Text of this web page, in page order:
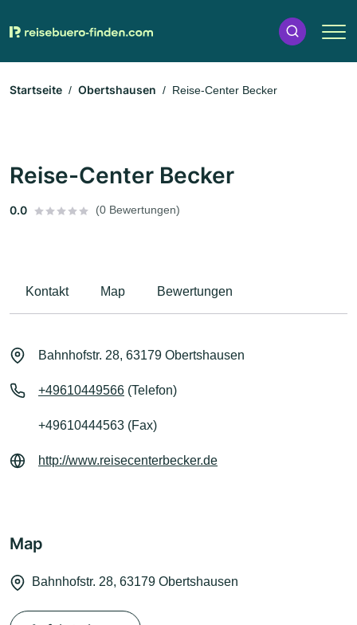
Startseite Obertshausen Reise-Center Becker
Reise-Center Becker
0.0 (0 Bewertungen)
Kontakt Map Bewertungen
Bahnhofstr. 28, 63179 Obertshausen
+49610449566 (Telefon)
+49610444563 (Fax)
http://www.reisecenterbecker.de
Map
Bahnhofstr. 28, 63179 Obertshausen